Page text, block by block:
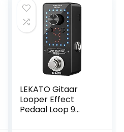
LEKATO Gitaar
Looper Effect
Pedaal Loop 9